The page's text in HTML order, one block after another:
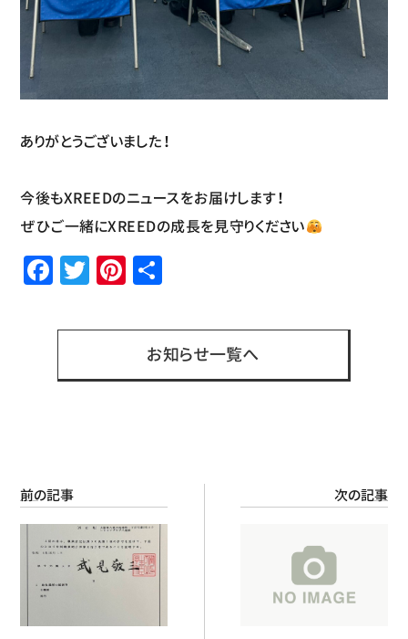
ありがとうございました！
今後もXREEDのニュースをお届けします！
ぜひご一緒にXREEDの成長を見守りください
Facebook
TwitterPinterest
お知らせ一覧へ
前の記事 次の記事